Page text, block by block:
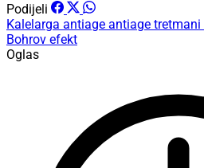
Podijeli
Kalelarga antiage antiage tretmani
Bohrov efekt
Oglas